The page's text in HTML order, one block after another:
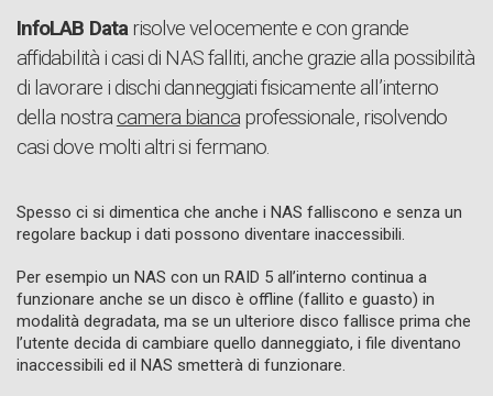
InfoLAB Datarisolve velocemente e con grande
affidabilità i casi di NAS falliti, anche grazie alla possibilità
di lavorare i dischi danneggiati fisicamente all’interno
della nostracamera biancaprofessionale, risolvendo
casi dove molti altri si fermano.
Spesso ci si dimentica che anche i NAS falliscono e senza un
regolare backup i dati possono diventare inaccessibili.
Per esempio un NAS con un RAID 5 all’interno continua a
funzionare anche se un disco è offline (fallito e guasto) in
modalità degradata, ma se un ulteriore disco fallisce prima che
l’utente decida di cambiare quello danneggiato, i file diventano
inaccessibili ed il NAS smetterà di funzionare.